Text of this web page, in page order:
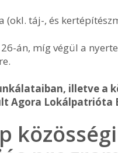
táj-, és
án, míg végül a
illetve a
Agora Lokálpatrióta